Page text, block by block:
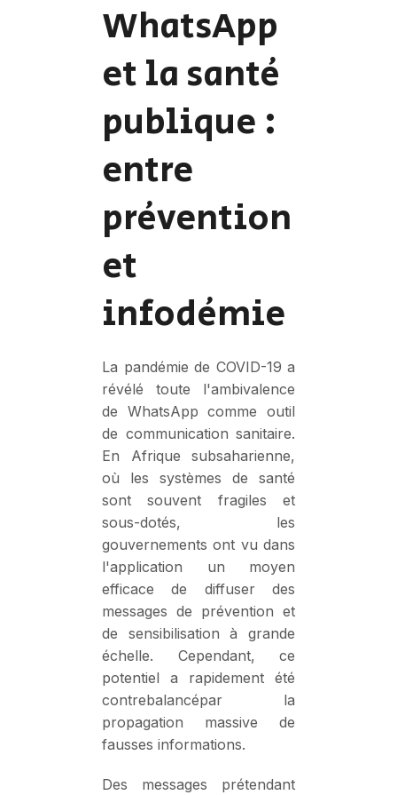
WhatsApp
et la santé
publique :
entre
prévention
et
infodémie
La pandémie de COVID-19 a
révélé toute l'ambivalence
de WhatsApp comme outil
de communication sanitaire.
En Afrique subsaharienne,
où les systèmes de santé
sont souvent fragiles et
sous-dotés, les
gouvernements ont vu dans
l'application un moyen
efficace de diffuser des
messages de prévention et
de sensibilisation à grande
échelle. Cependant, ce
potentiel a rapidement été
contrebalancépar la
propagation massive de
fausses informations.
Des messages prétendant